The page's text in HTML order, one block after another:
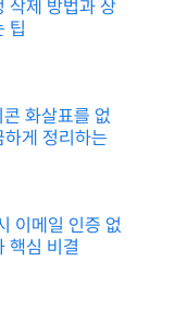
삭제 방법과 상
팁
화살표를 없
게 정리하는
이메일 인증 없
핵심 비결